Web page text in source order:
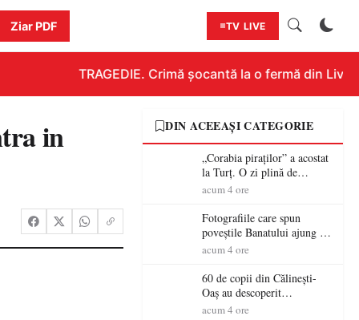
Ziar PDF TV LIVE
TRAGEDIE. Crimă șocantă la o fermă din
in
DIN ACEEAȘI CATEGORIE
„Corabia piraților” a acostat
la Turț. O zi plină de
aventură și lecții despre
tabăra de vară
acum 4 ore
Fotografiile care spun
poveștile Banatului ajung la
Muzeul de Artă Satu Mare
acum 4 ore
60 de copii din Călinești-
Oaș au descoperit
patrimoniul local la Casa
acum 4 ore